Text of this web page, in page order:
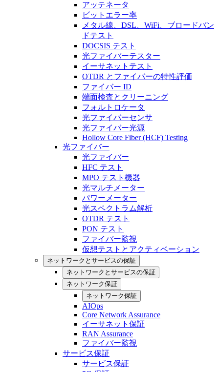
アッテネータ
ビットエラー率
メタル線、DSL、WiFi、ブロードバン
ドテスト
DOCSIS テスト
光ファイバーテスター
イーサネットテスト
OTDR とファイバーの特性評価
ファイバー ID
端面検査とクリーニング
フォルトロケータ
光ファイバーセンサ
光ファイバー光源
Hollow Core Fiber (HCF) Testing
光ファイバー
光ファイバー
HFC テスト
MPO テスト機器
光マルチメーター
パワーメーター
光スペクトラム解析
OTDR テスト
PON テスト
ファイバー監視
仮想テストとアクティベーション
ネットワークとサービスの保証
ネットワークとサービスの保証
ネットワーク保証
ネットワーク保証
AIOps
Core Network Assurance
イーサネット保証
RAN Assurance
ファイバー監視
サービス保証
サービス保証